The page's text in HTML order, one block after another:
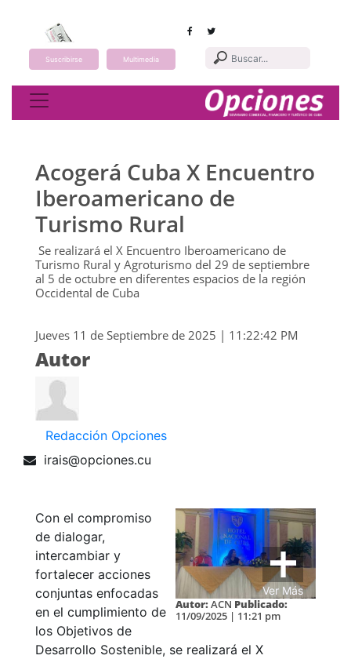
Suscribirse Multimedia
Toggle navigation
Acogerá Cuba X Encuentro
Iberoamericano de
Turismo Rural
Se realizará el X Encuentro Iberoamericano de
Turismo Rural y Agroturismo del 29 de septiembre
al 5 de octubre en diferentes espacios de la región
Occidental de Cuba
Jueves 11 de Septiembre de 2025 | 11:22:42 PM
Autor
Redacción Opciones
irais@opciones.cu
Ver Más
Autor: ACN Publicado:
11/09/2025 | 11:21 pm
Con el compromiso
de dialogar,
intercambiar y
fortalecer acciones
conjuntas enfocadas
en el cumplimiento de
los Objetivos de
Desarrollo Sostenible, se realizará el X